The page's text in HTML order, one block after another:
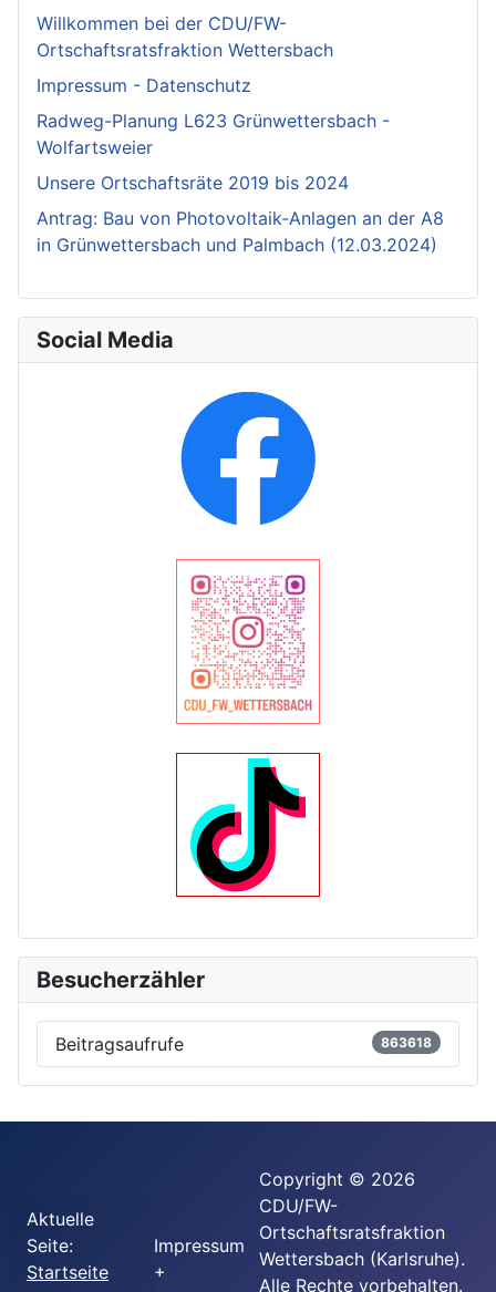
Willkommen bei der CDU/FW-
Ortschaftsratsfraktion Wettersbach
Impressum - Datenschutz
Radweg-Planung L623 Grünwettersbach -
Wolfartsweier
Unsere Ortschaftsräte 2019 bis 2024
Antrag: Bau von Photovoltaik-Anlagen an der A8
in Grünwettersbach und Palmbach (12.03.2024)
Social Media
Besucherzähler
Beitragsaufrufe 863618
Aktuelle
Seite:
Startseite
Impressum
+
Copyright © 2026
CDU/FW-
Ortschaftsratsfraktion
Wettersbach (Karlsruhe).
Alle Rechte vorbehalten.